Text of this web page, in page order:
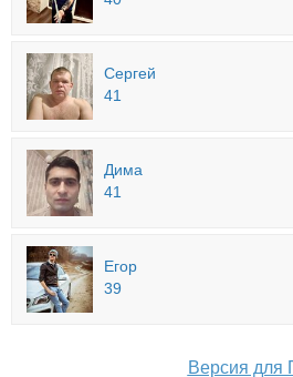
Сергей
41
Дима
41
Егор
39
Версия для